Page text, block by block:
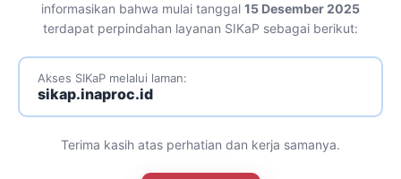
informasikan bahwa mulai tanggal 15 Desember 2025
terdapat perpindahan layanan SIKaP sebagai berikut:
Akses SIKaP melalui laman:
sikap.inaproc.id
Terima kasih atas perhatian dan kerja samanya.